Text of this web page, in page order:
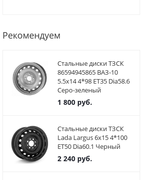
Рекомендуем
Стальные диски ТЗСК
86594945865 ВАЗ-10
5.5x14 4*98 ET35 Dia58.6
Серо-зеленый
1 800руб.
Стальные диски ТЗСК
Lada Largus 6x15 4*100
ET50 Dia60.1 Черный
2 240руб.